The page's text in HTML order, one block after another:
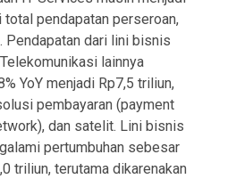
total pendapatan perseroan,
Pendapatan dari lini bisnis
lainnya
YoY menjadi Rp7,5 triliun,
pembayaran (payment
dan satelit. Lini bisnis
pertumbuhan sebesar
triliun, terutama dikarenakan